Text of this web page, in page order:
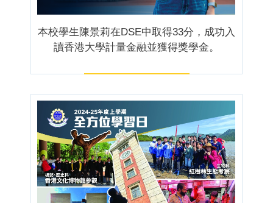
本校學生陳景莉在DSE中取得33分，成功入
讀香港大學計量金融並獲得獎學金。